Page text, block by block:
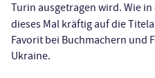
Turin ausgetragen wird. Wie
dieses Mal kräftig auf die
Favorit bei Buchmachern und
Ukraine.